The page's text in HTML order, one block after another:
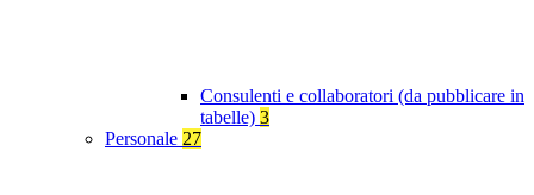
Consulenti e collaboratori (da pubblicare in
tabelle) 3
Personale 27